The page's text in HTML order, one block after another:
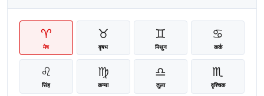
♈
मेष
♉
वृषभ
♊
मिथुन
♋
कर्क
♌
सिंह
♍
कन्या
♎
तुला
♏
वृश्चिक